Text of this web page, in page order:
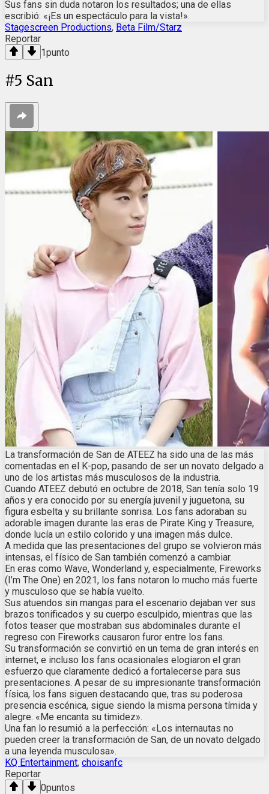
Sus fans sin duda notaron los resultados; una de ellas
escribió: «¡Es un espectáculo para la vista!».
Stagescreen Productions, Beta Film/Starz
Reportar
1punto
#5 San
La transformación de San de ATEEZ ha sido una de las más
comentadas en el K-pop, pasando de ser un novato delgado a
uno de los artistas más musculosos de la industria.
Cuando ATEEZ debutó en octubre de 2018, San tenía solo 19
años y era conocido por su energía juvenil y juguetona, su
figura esbelta y su brillante sonrisa. Los fans adoraban su
adorable imagen durante las eras de Pirate King y Treasure,
donde lucía un estilo colorido y una imagen más dulce.
A medida que las presentaciones del grupo se volvieron más
intensas, el físico de San también comenzó a cambiar.
En eras como Wave, Wonderland y, especialmente, Fireworks
(I’m The One) en 2021, los fans notaron lo mucho más fuerte
y musculoso que se había vuelto.
Sus atuendos sin mangas para el escenario dejaban ver sus
brazos tonificados y su cuerpo esculpido, mientras que las
fotos teaser que mostraban sus abdominales durante el
regreso con Fireworks causaron furor entre los fans.
Su transformación se convirtió en un tema de gran interés en
internet, e incluso los fans ocasionales elogiaron el gran
esfuerzo que claramente dedicó a fortalecerse para sus
presentaciones. A pesar de su impresionante transformación
física, los fans siguen destacando que, tras su poderosa
presencia escénica, sigue siendo la misma persona tímida y
alegre. «Me encanta su timidez».
Una fan lo resumió a la perfección: «Los internautas no
pueden creer la transformación de San, de un novato delgado
a una leyenda musculosa».
KQ Entertainment, choisanfc
Reportar
0puntos